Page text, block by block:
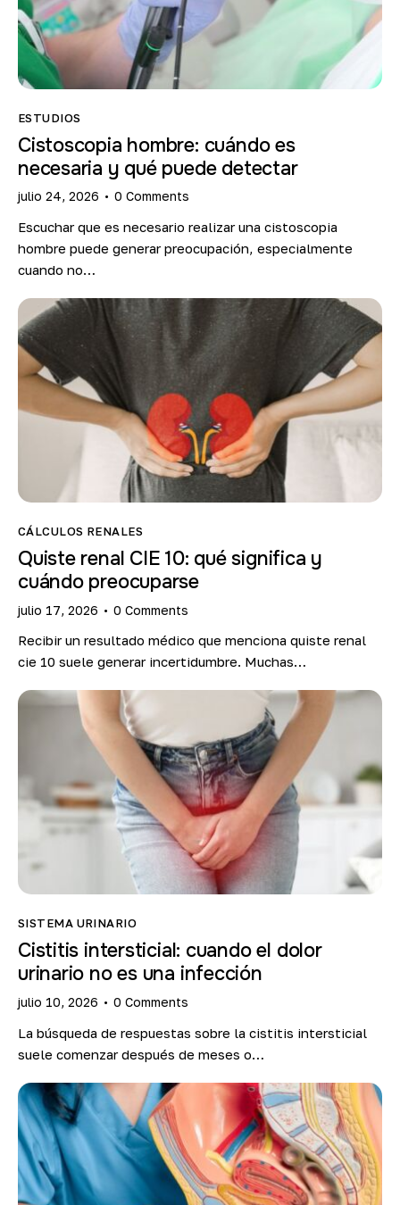
ESTUDIOS
Cistoscopia hombre: cuándo es
necesaria y qué puede detectar
julio 24, 2026 0 Comments
Escuchar que es necesario realizar una cistoscopia
hombre puede generar preocupación, especialmente
cuando no…
CÁLCULOS RENALES
Quiste renal CIE 10: qué significa y
cuándo preocuparse
julio 17, 2026 0 Comments
Recibir un resultado médico que menciona quiste renal
cie 10 suele generar incertidumbre. Muchas…
SISTEMA URINARIO
Cistitis intersticial: cuando el dolor
urinario no es una infección
julio 10, 2026 0 Comments
La búsqueda de respuestas sobre la cistitis intersticial
suele comenzar después de meses o…